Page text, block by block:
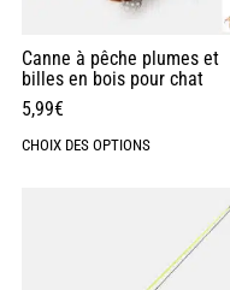
Canne à pêche plumes et
billes en bois pour chat
5,99€
CHOIX DES OPTIONS